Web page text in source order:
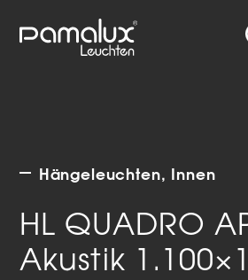
Hängeleuchten Innen
HL QUADRO
Akustik